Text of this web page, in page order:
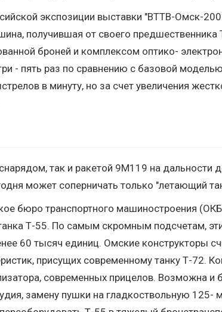
экспозиции выставки "ВТТВ-Омск-
получившая от своего
броней и комплексом оптико-
- пять раз по сравнению с базовой
в минуту, но за счет увеличения
так и ракетой 9М119 на
может соперничать только "летающий
бюро транспортного машиностроения
Т-55. По самым скромным подсчетам,
60 тысяч единиц. Омские конструкторы
присущих современному танку Т-72.
современных прицелов. Возможна
замену пушки на гладкоствольную